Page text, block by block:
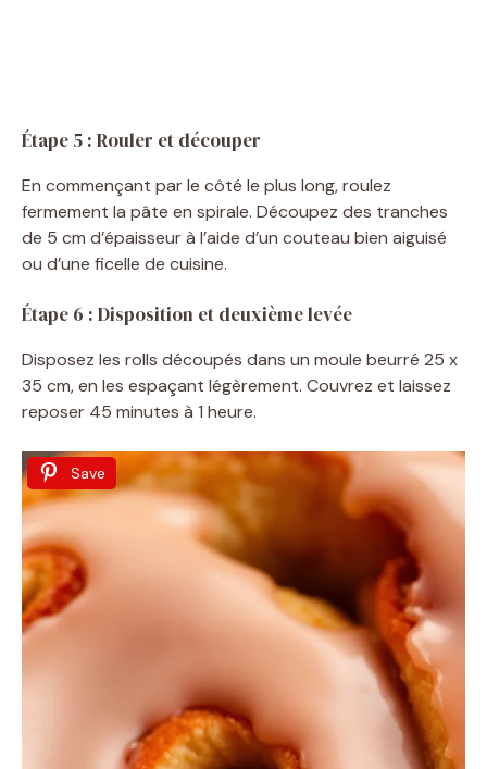
Étape 5 : Rouler et découper
En commençant par le côté le plus long, roulez
fermement la pâte en spirale. Découpez des tranches
de 5 cm d’épaisseur à l’aide d’un couteau bien aiguisé
ou d’une ficelle de cuisine.
Étape 6 : Disposition et deuxième levée
Disposez les rolls découpés dans un moule beurré 25 x
35 cm, en les espaçant légèrement. Couvrez et laissez
reposer 45 minutes à 1 heure.
Save